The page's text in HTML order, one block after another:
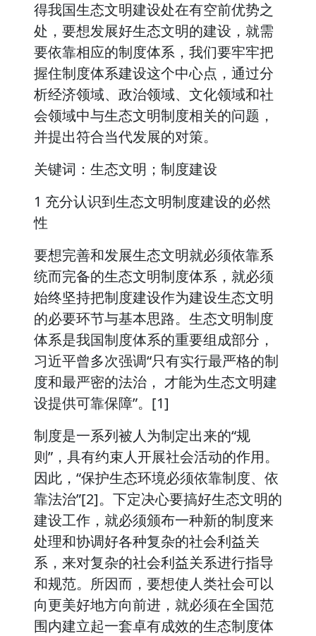
得我国生态文明建设处在有空前优势之
处，要想发展好生态文明的建设，就需
要依靠相应的制度体系，我们要牢牢把
握住制度体系建设这个中心点，通过分
析经济领域、政治领域、文化领域和社
会领域中与生态文明制度相关的问题，
并提出符合当代发展的对策。
关键词：生态文明；制度建设
1 充分认识到生态文明制度建设的必然
性
要想完善和发展生态文明就必须依靠系
统而完备的生态文明制度体系，就必须
始终坚持把制度建设作为建设生态文明
的必要环节与基本思路。生态文明制度
体系是我国制度体系的重要组成部分，
习近平曾多次强调“只有实行最严格的制
度和最严密的法治， 才能为生态文明建
设提供可靠保障”。[1]
制度是一系列被人为制定出来的“规
则”，具有约束人开展社会活动的作用。
因此，“保护生态环境必须依靠制度、依
靠法治”[2]。下定决心要搞好生态文明的
建设工作，就必须颁布一种新的制度来
处理和协调好各种复杂的社会利益关
系，来对复杂的社会利益关系进行指导
和规范。所因而，要想使人类社会可以
向更美好地方向前进，就必须在全国范
围内建立起一套卓有成效的生态制度体